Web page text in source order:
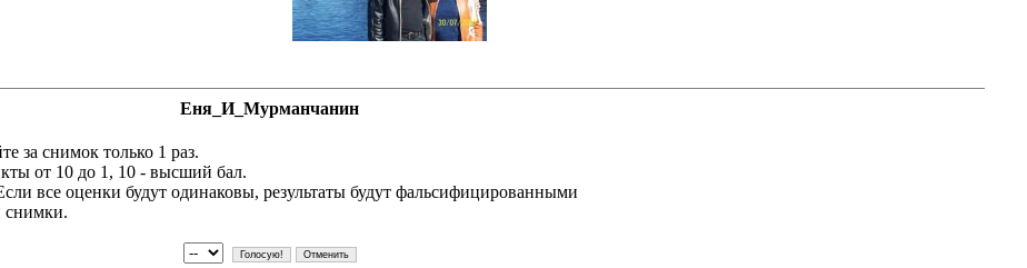
Еня_И_Мурманчанин
за снимок только 1 раз.
от 10 до 1, 10 - высший бал.
все оценки будут одинаковы, результаты будут фальсифицированными
снимки.